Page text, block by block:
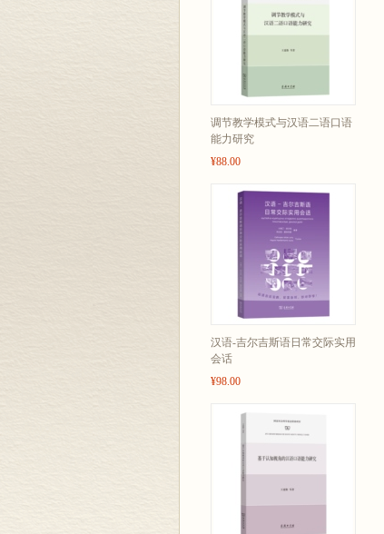
调节教学模式与汉语二语口语
能力研究
¥88.00
汉语-吉尔吉斯语日常交际实用
会话
¥98.00